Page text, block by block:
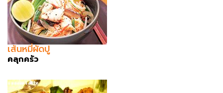
เส้นหมี่ผัดปู
คลุกครัว